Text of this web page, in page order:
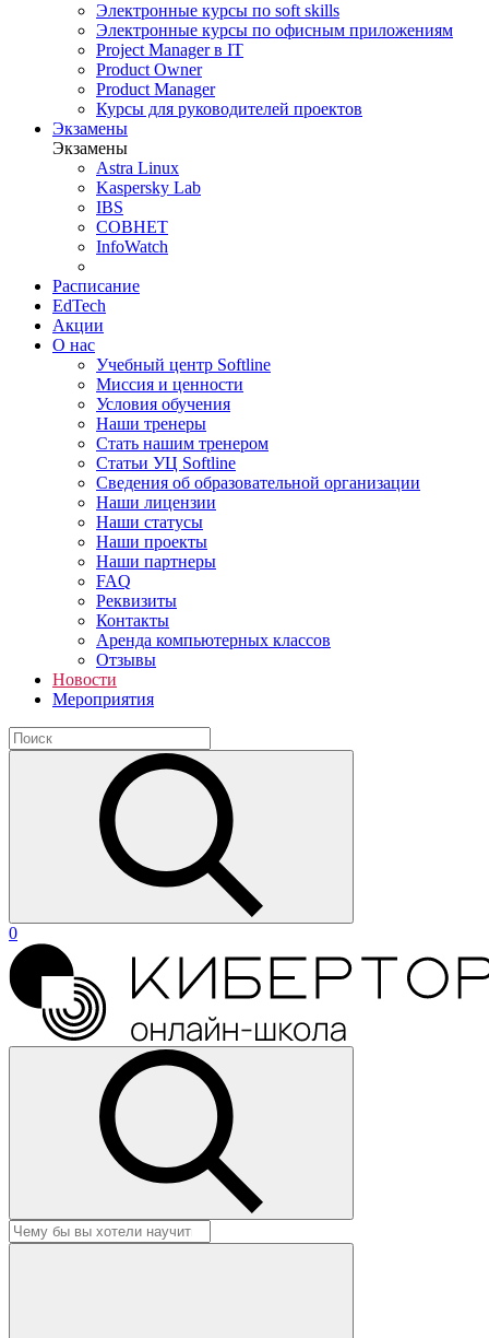
Электронные курсы по soft skills
Электронные курсы по офисным приложениям
Project Manager в IT
Product Owner
Product Manager
Курсы для руководителей проектов
Экзамены
Экзамены
Astra Linux
Kaspersky Lab
IBS
СОВНЕТ
InfoWatch
Расписание
EdTech
Акции
О нас
Учебный центр Softline
Миссия и ценности
Условия обучения
Наши тренеры
Стать нашим тренером
Статьи УЦ Softline
Сведения об образовательной организации
Наши лицензии
Наши статусы
Наши проекты
Наши партнеры
FAQ
Реквизиты
Контакты
Аренда компьютерных классов
Отзывы
Новости
Мероприятия
0